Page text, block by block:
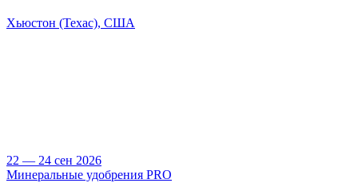
Хьюстон (Техас), США
22 — 24 сен 2026
Минеральные удобрения PRO